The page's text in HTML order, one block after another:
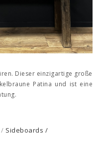
Dieser einzigartige große
Patina und ist eine
/ Sideboards /